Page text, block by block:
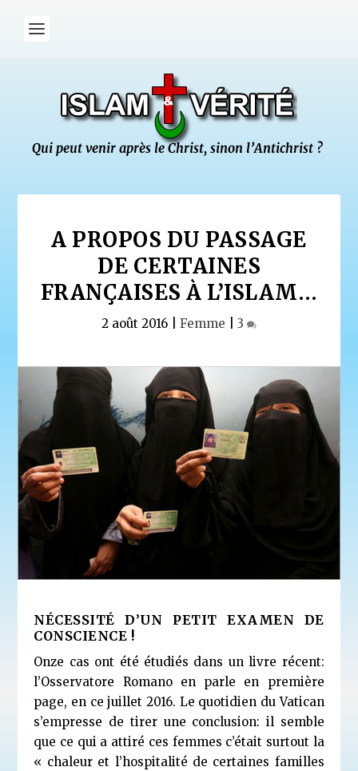
A PROPOS DU PASSAGE
DE CERTAINES
FRANÇAISES À L’ISLAM…
2 août 2016 Femme 3
NÉCESSITÉ D’UN PETIT EXAMEN DE
CONSCIENCE !
Onze cas ont été étudiés dans un livre récent:
l’Osservatore Romano en parle en première
page, en ce juillet 2016. Le quotidien du Vatican
s’empresse de tirer une conclusion: il semble
que ce qui a attiré ces femmes c’était surtout la
« chaleur et l’hospitalité de certaines familles